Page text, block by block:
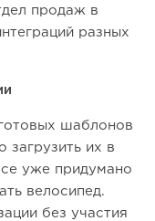
продаж в
разных
шаблонов
загрузить их в
уже придумано
велосипед.
без участия